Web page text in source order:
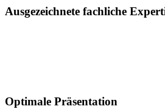
Ausgezeichnete fachliche
Optimale Präsentation